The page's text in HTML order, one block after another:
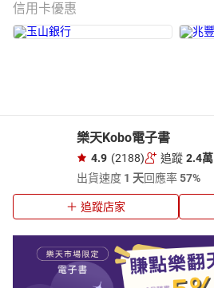
信用卡優惠
樂天Kobo電子書
4.9 (2188) 追蹤 2.4萬
出貨速度 1 天回應率57%
追蹤店家